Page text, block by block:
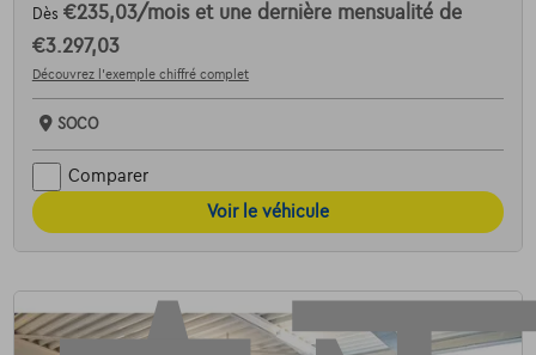
Dès €235,03/mois et une dernière mensualité de
€3.297,03
Découvrez l’exemple chiffré complet
SOCO
Comparer
Voir le véhicule